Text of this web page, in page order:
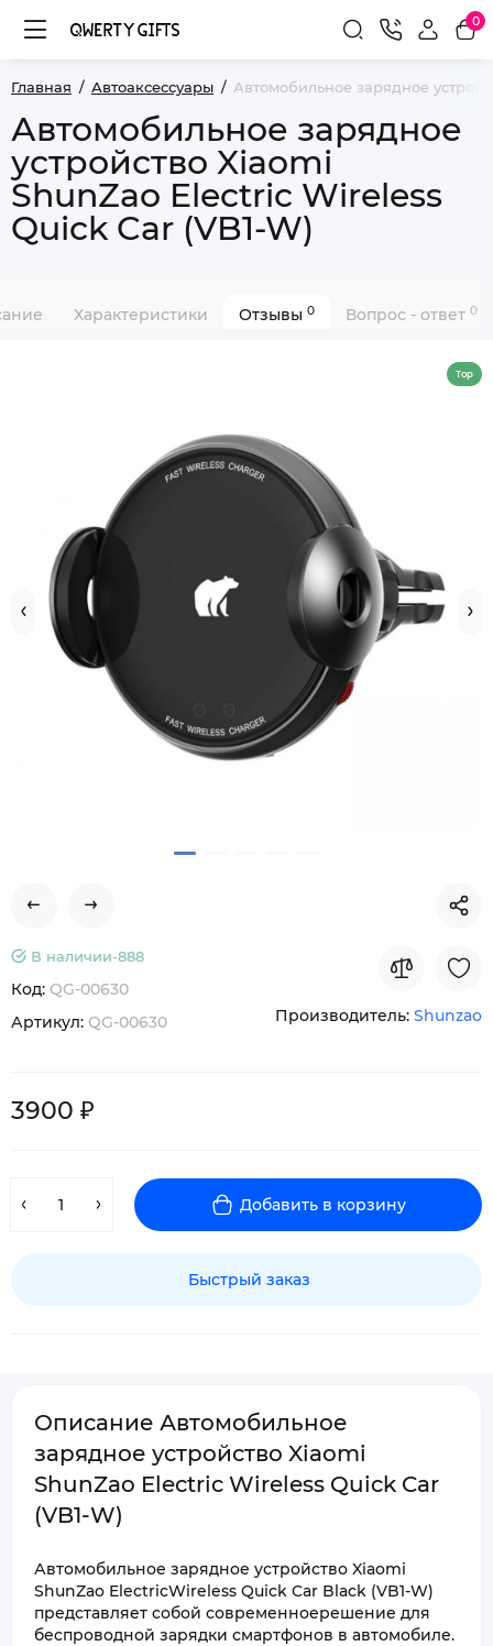
0
Главная Автоаксессуары Автомобильное зарядное
Автомобильное зарядное
устройство Xiaomi
ShunZao Electric Wireless
Quick Car (VB1-W)
Характеристики Отзывы 0 Вопрос - ответ 0
Top
В наличии-888
Код: QG-00630
Артикул: QG-00630 Производитель: Shunzao
3900 ₽
Добавить в корзину
Быстрый заказ
Описание Автомобильное
зарядное устройство Xiaomi
ShunZao Electric Wireless Quick Car
(VB1-W)
Автомобильное зарядное устройство Xiaomi
ShunZao ElectricWireless Quick Car Black (VB1-W)
представляет собой современноерешение для
беспроводной зарядки смартфонов в автомобиле.